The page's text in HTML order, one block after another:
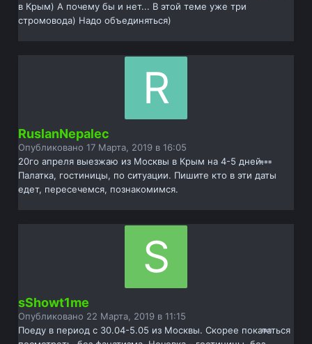
в Крым) А почему бы и нет... В этой теме уже три
стромовода) Надо объединяться)
RuslanNepalec
Опубликовано17 Марта, 2019 в 16:05
20го апреля выезжаю из Москвы в Крым на 4-5 дней.
Палатка, гостиницы, по ситуации. Пишите кто в эти даты
едет, пересечемся, познакомимся.
sShowt1me
Опубликовано 22 Марта, 2019 в 11:15
Поеду в период с 30.04-5.05 из Москвы. Скорее покататься